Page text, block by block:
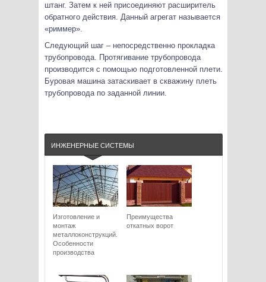
штанг. Затем к ней присоединяют расширитель
обратного действия. Данный агрегат называется
«риммер».
Следующий шаг – непосредственно прокладка
трубопровода. Протягивание трубопровода
производится с помощью подготовленной плети.
Буровая машина затаскивает в скважину плеть
трубопровода по заданной линии.
ИНЖЕНЕРНЫЕ СИСТЕМЫ
Изготовление и
монтаж
металлоконструкций.
Особенности
производства
Преимущества
откатных ворот